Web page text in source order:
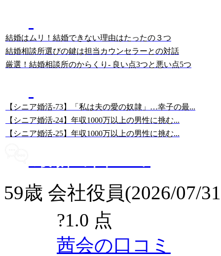
結婚はムリ！結婚できない理由はたったの３つ
結婚相談所選びの鍵は担当カウンセラーとの対話
厳選！結婚相談所のからくり- 良い点3つと悪い点5つ
【シニア婚活-73】「私は夫の愛の奴隷」…幸子の最...
【シニア婚活-24】年収1000万以上の男性に挑む...
【シニア婚活-25】年収1000万以上の男性に挑む...
59歳 会社役員(2026/07/
?1.0 点
茜会の口コミ